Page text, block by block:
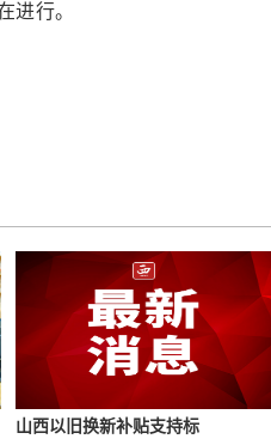
进行。
山西以旧换新补贴支持标